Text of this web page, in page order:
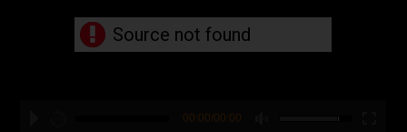
00:00/00:00
Source not found